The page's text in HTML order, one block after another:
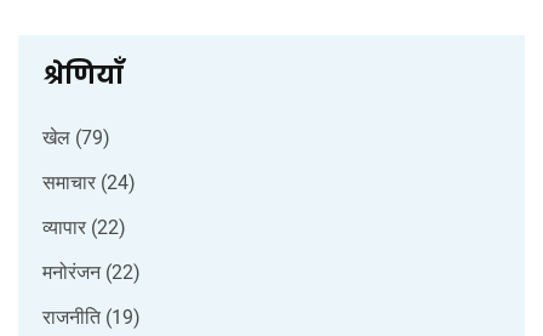
श्रेणियाँ
खेल (79)
समाचार (24)
व्यापार (22)
मनोरंजन (22)
राजनीति (19)